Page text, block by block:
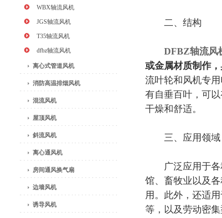
WBX轴流风机
JGS轴流风机
T35轴流风机
dfbz轴流风机
离心式管道风机
消防高温排烟风机
混流风机
屋顶风机
斜流风机
离心通风机
房间通风换气扇
边墙风机
诱导风机
二、结构
DFBZ轴流风
或金属材质制作
流叶轮和风机专
有自垂百叶，可
干燥和舒适。
三、应用领域
广泛应用于各
馆、畜牧业以及
用。此外，还适
等，以及劳动密